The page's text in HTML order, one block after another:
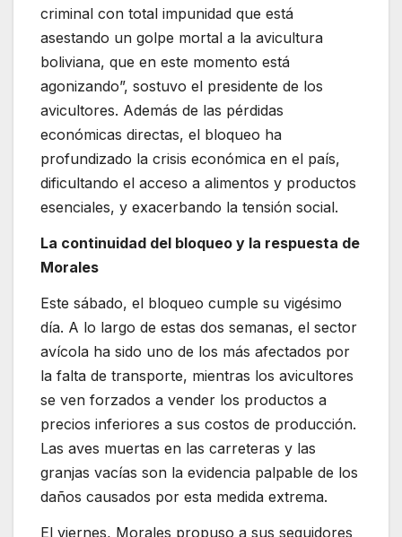
criminal con total impunidad que está
asestando un golpe mortal a la avicultura
boliviana, que en este momento está
agonizando”, sostuvo el presidente de los
avicultores. Además de las pérdidas
económicas directas, el bloqueo ha
profundizado la crisis económica en el país,
dificultando el acceso a alimentos y productos
esenciales, y exacerbando la tensión social.
La continuidad del bloqueo y la respuesta de
Morales
Este sábado, el bloqueo cumple su vigésimo
día. A lo largo de estas dos semanas, el sector
avícola ha sido uno de los más afectados por
la falta de transporte, mientras los avicultores
se ven forzados a vender los productos a
precios inferiores a sus costos de producción.
Las aves muertas en las carreteras y las
granjas vacías son la evidencia palpable de los
daños causados por esta medida extrema.
El viernes, Morales propuso a sus seguidores